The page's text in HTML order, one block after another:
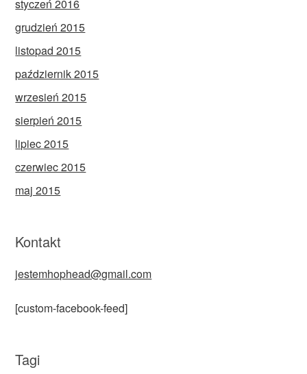
styczeń 2016
grudzień 2015
listopad 2015
październik 2015
wrzesień 2015
sierpień 2015
lipiec 2015
czerwiec 2015
maj 2015
Kontakt
jestemhophead@gmail.com
[custom-facebook-feed]
Tagi